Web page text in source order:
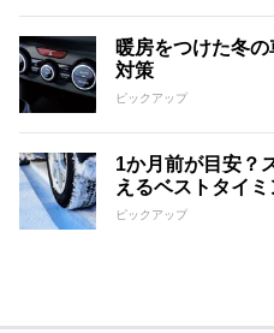
暖房をつけた冬
対策
ピックアップ
1か月前が目安？
えるベストタイミ
ピックアップ